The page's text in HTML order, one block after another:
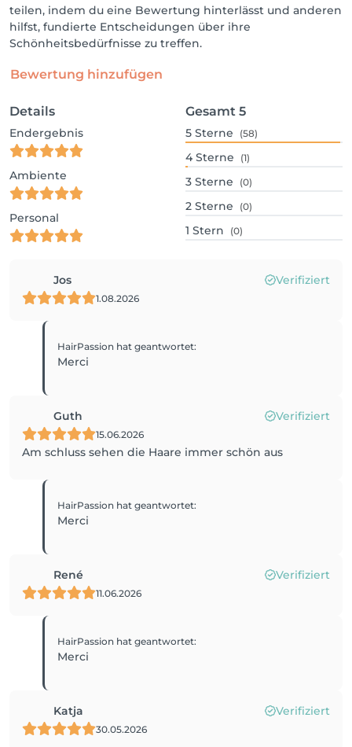
teilen, indem du eine Bewertung hinterlässt und anderen
hilfst, fundierte Entscheidungen über ihre
Schönheitsbedürfnisse zu treffen.
Bewertung hinzufügen
Details
Endergebnis
Ambiente
Personal
Gesamt 5
5 Sterne (58)
4 Sterne (1)
3 Sterne (0)
2 Sterne (0)
1 Stern (0)
Jos Verifiziert
1.08.2026
HairPassion hat geantwortet:
Merci
Guth Verifiziert
15.06.2026
Am schluss sehen die Haare immer schön aus
HairPassion hat geantwortet:
Merci
René Verifiziert
11.06.2026
HairPassion hat geantwortet:
Merci
Katja Verifiziert
30.05.2026